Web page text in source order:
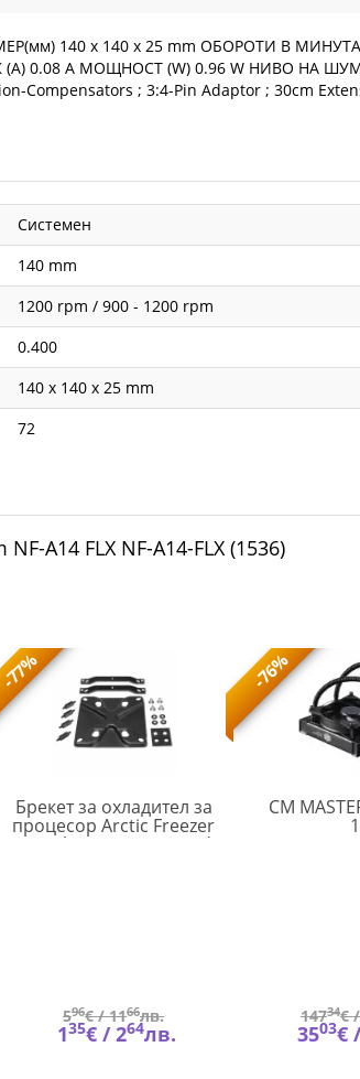
140 x 140 x 25 mm ОБОРОТИ В
0.08 A МОЩНОСТ (W) 0.96 W НИВО НА
Compensators ; 3:4-Pin Adaptor ; 30cm
Системен
140 mm
1200 rpm / 900 - 1200 rpm
0.400
140 x 140 x 25 mm
72
A14 FLX NF-A14-FLX (1536)
Брекет за охладител за
процесор Arctic Freezer
34 Intel LGA1700 Upgrade
596€ /1166лв.
135€ /264лв.
-76%
CM
14734€
3503€